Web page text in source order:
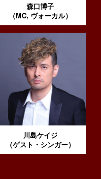
森口博子
（MC, ヴォーカル）
川島ケイジ
（ゲスト・シンガー）